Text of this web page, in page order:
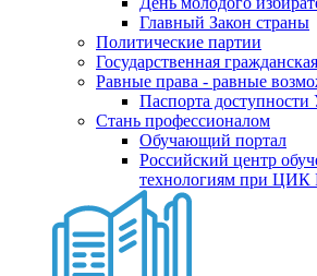
Главный Закон страны
Политические партии
Государственная
Равные права - равные
Паспорта
Стань профессионалом
Обучающий портал
Российский центр
технологиям при ЦИК